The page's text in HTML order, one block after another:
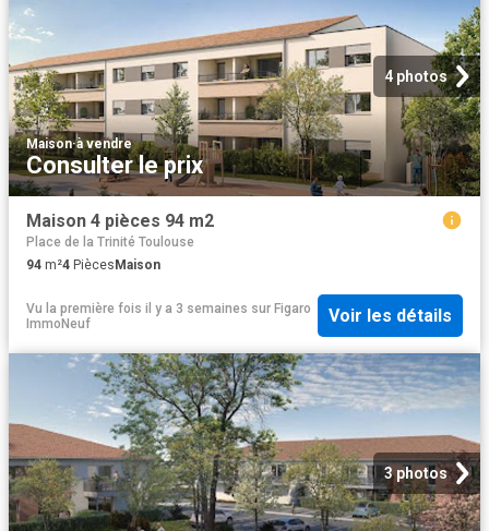
4 photos
Maison·à vendre
Consulter le prix
Maison 4 pièces 94 m2
Place de la Trinité Toulouse
94 m²4 Pièces Maison
Vu la première fois il y a 3 semaines sur Figaro
ImmoNeuf
Voir les détails
3 photos